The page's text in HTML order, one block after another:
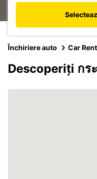
Închiriere auto Car
Descoperiți กร